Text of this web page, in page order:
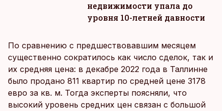
недвижимости упала до
уровня 10-летней давности
По сравнению с предшествовавшим месяцем
существенно сократилось как число сделок, так и
их средняя цена: в декабре 2022 года в Таллинне
было продано 811 квартир по средней цене 3178
евро за кв. м. Тогда эксперты поясняли, что
высокий уровень средних цен связан с большой